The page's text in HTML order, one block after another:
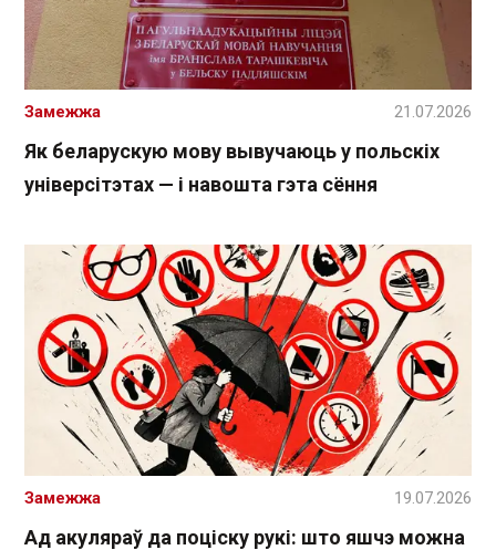
Як беларускую мову вывучаюць у польскіх
універсітэтах — і навошта гэта сёння
Замежжа 21.07.2026
Ад акуляраў да поціску рукі: што яшчэ можна
Замежжа 19.07.2026